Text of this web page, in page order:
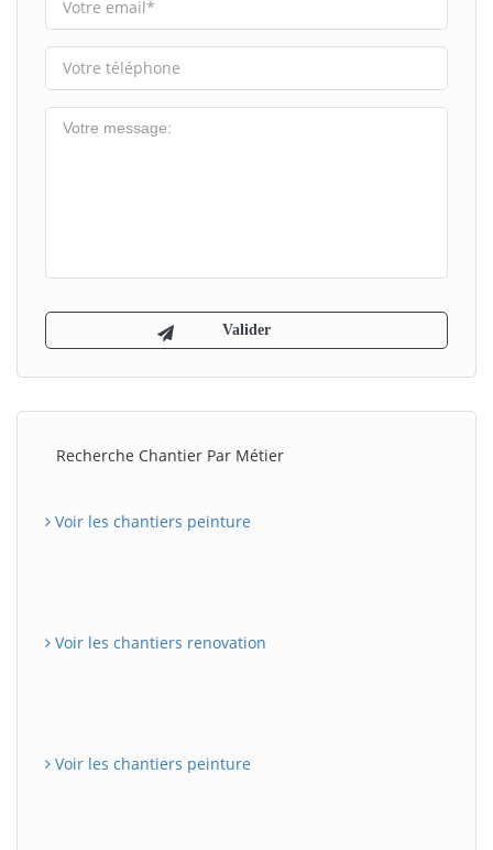
Recherche Chantier Par Métier
Voir les chantiers peinture
Voir les chantiers renovation
Voir les chantiers peinture